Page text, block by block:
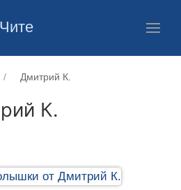
Дмитрий К.
К.